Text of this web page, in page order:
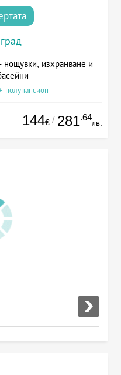
изхранване и
полупансион
144€ / 281.64
лв.